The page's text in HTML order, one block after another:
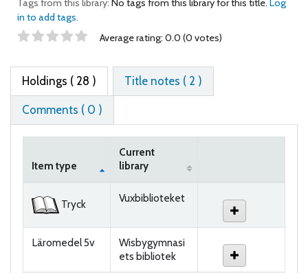
Tags from this library: No tags from this library for this title. Log
in to add tags.
Star ratings Average rating: 0.0 (0 votes)
Holdings ( 28 ) Title notes ( 2 )
Comments ( 0 )
Item type
Current
library
Tryck Vuxbiblioteket
Läromedel 5v
Wisbygymnasi
ets bibliotek